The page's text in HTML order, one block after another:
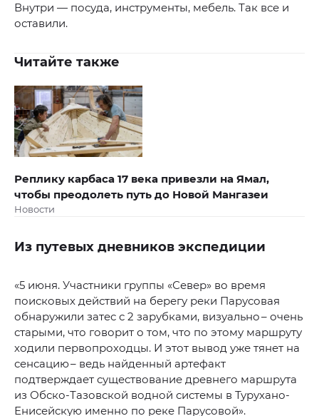
Внутри — посуда, инструменты, мебель. Так все и
оставили.
Читайте также
Реплику карбаса 17 века привезли на Ямал,
чтобы преодолеть путь до Новой Мангазеи
Новости
Из путевых дневников экспедиции
«5 июня. Участники группы «Север» во время
поисковых действий на берегу реки Парусовая
обнаружили затес с 2 зарубками, визуально – очень
старыми, что говорит о том, что по этому маршруту
ходили первопроходцы. И этот вывод уже тянет на
сенсацию – ведь найденный артефакт
подтверждает существование древнего маршрута
из Обско-Тазовской водной системы в Турухано-
Енисейскую именно по реке Парусовой».